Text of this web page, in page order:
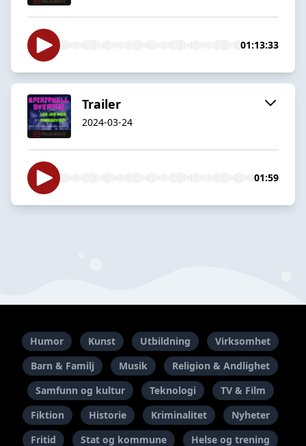
01:13:33
Trailer
2024-03-24
01:59
Humor Kunst Utbildning
Virksomhet
Barn & Familj
Musik
Religion & Andlighet
Samfunn og kultur
Teknologi
TV & Film
Fiktion
Historie Kriminalitet
Nyheter
Fritid
Stat og kommune Helse og trening